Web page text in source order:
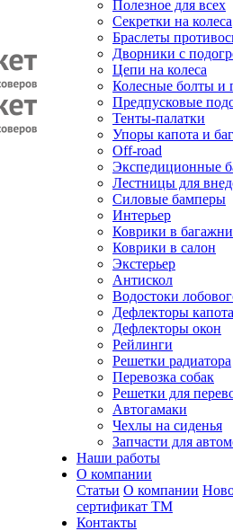
Полезное для всех
Секретки на колеса
Браслеты
Дворники с
Цепи на колеса
Колесные болты и
Предпусковые
Тенты-палатки
Упоры капота и
Off-road
Экспедиционные
Лестницы для
Силовые бамперы
Интерьер
Коврики в
Коврики в салон
Экстерьер
Антискол
Водостоки
Дефлекторы капота
Дефлекторы окон
Рейлинги
Решетки радиатора
Перевозка собак
Решетки для
Автогамаки
Чехлы на сиденья
Запчасти для
Наши работы
О компании
Статьи О компании
сертификат ТМ
Контакты